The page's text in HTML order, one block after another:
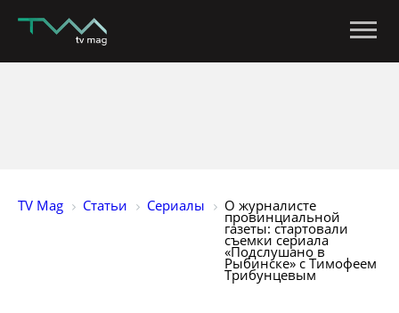
TV Mag Статьи Сериалы О журналисте
провинциальной
газеты: стартовали
съемки сериала
«Подслушано в
Рыбинске» с Тимофеем
Трибунцевым